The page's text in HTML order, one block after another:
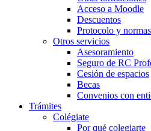
Acceso a Moodle
Descuentos
Protocolo y
Otros servicios
Asesoramiento
Seguro de RC
Cesión de espacios
Becas
Convenios con
Trámites
Colégiate
Por qué colegiarte